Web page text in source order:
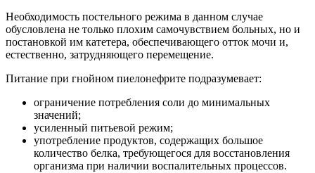
Необходимость постельного режима в данном случае
обусловлена не только плохим самочувствием больных, но и
постановкой им катетера, обеспечивающего отток мочи и,
естественно, затрудняющего перемещение.
Питание при гнойном пиелонефрите подразумевает:
ограничение потребления соли до минимальных
значений;
усиленный питьевой режим;
употребление продуктов, содержащих большое
количество белка, требующегося для восстановления
организма при наличии воспалительных процессов.